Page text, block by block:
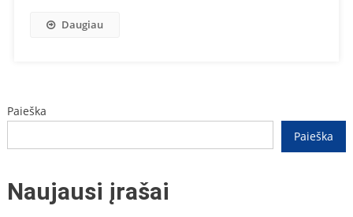
Daugiau
Paieška
Paieška
Naujausi įrašai